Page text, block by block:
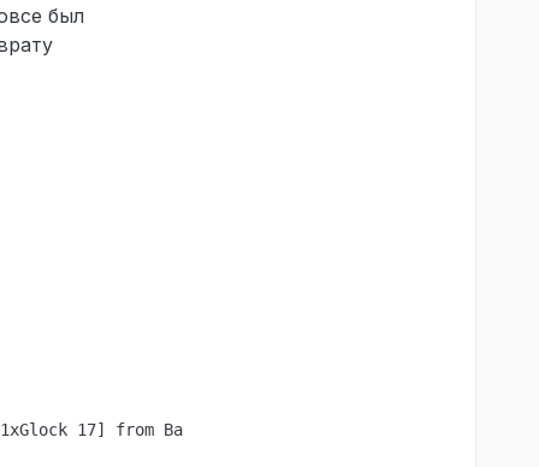
был
17] from Вадим Вельмисев